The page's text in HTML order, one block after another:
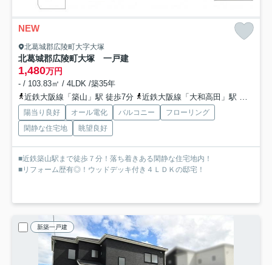
NEW
北葛城郡広陵町大字大塚
北葛城郡広陵町大塚 一戸建
1,480万円
- / 103.83㎡ / 4LDK /築35年
近鉄大阪線「築山」駅 徒歩7分
近鉄大阪線「大和高田」駅 徒歩20分
陽当り良好 オール電化 バルコニー
フローリング
閑静な住宅地
眺望良好
■近鉄築山駅まで徒歩７分！落ち着きある閑静な住宅地内！
■リフォーム歴有◎！ウッドデッキ付き４ＬＤＫの邸宅！
新築一戸建